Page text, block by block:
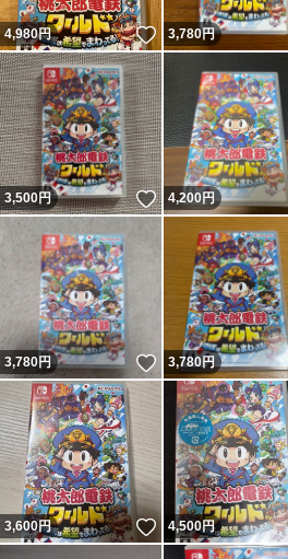
4,980円 いいね！
3,780円
3,500円 いいね！
4,200円
3,780円 いいね！
3,780円
3,600円 いいね！
4,500円